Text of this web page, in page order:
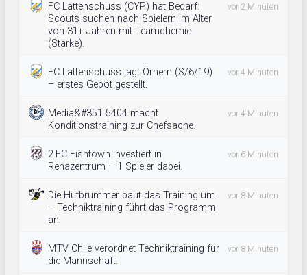
FC Lattenschuss (CYP) hat Bedarf:
Scouts suchen nach Spielern im Alter
von 31+ Jahren mit Teamchemie
(Stärke).
vor 2 Minuten
FC Lattenschuss jagt Örhem (S/6/19)
– erstes Gebot gestellt.
vor 4 Minuten
Media&#351 5404 macht
Konditionstraining zur Chefsache.
vor 4 Minuten
2.FC Fishtown investiert in
Rehazentrum – 1 Spieler dabei.
vor 6 Minuten
Die Hutbrummer baut das Training um
– Techniktraining führt das Programm
an.
vor 8 Minuten
MTV Chile verordnet Techniktraining für
die Mannschaft.
vor 8 Minuten